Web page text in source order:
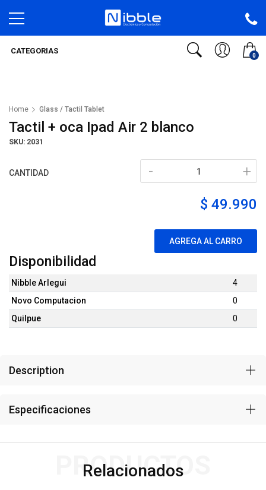
0
CATEGORIAS
Home Glass / Tactil Tablet
Tactil + oca Ipad Air 2 blanco
SKU: 2031
CANTIDAD +
-
$ 49.990
AGREGA AL CARRO
Disponibilidad
Nibble Arlegui
4
Novo Computacion
0
Quilpue
0
Description
Especificaciones
Relacionados
PRODUCTOS